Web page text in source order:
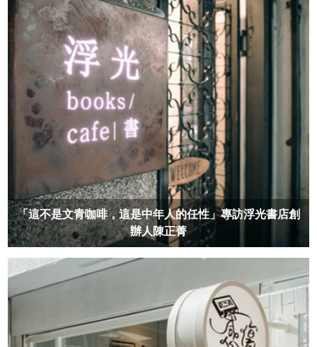
「這不是文青咖啡，這是中年人的任性」專訪浮光書店創
辦人陳正菁